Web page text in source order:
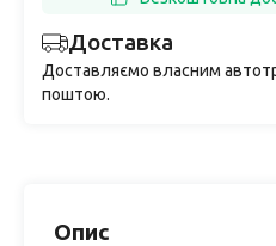
Доставка
Доставляємо власним
поштою.
Опис